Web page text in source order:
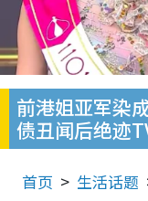
前港姐亚军染
债丑闻后绝迹
首页 生活话题